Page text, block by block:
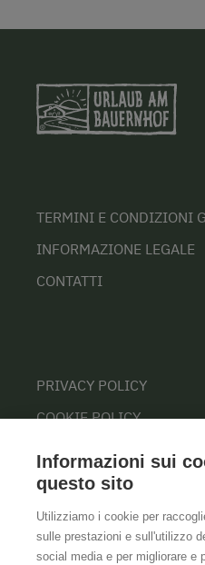
TERMINI E CONDIZIONI
INFORMAZIONE LEGALE
CONTATTI
PRIVACY POLICY
COOKIE POLICY
Informazioni sui
questo sito
Utilizziamo i cookie per
sulle prestazioni e sull'utilizzo
social media e per migliorare e